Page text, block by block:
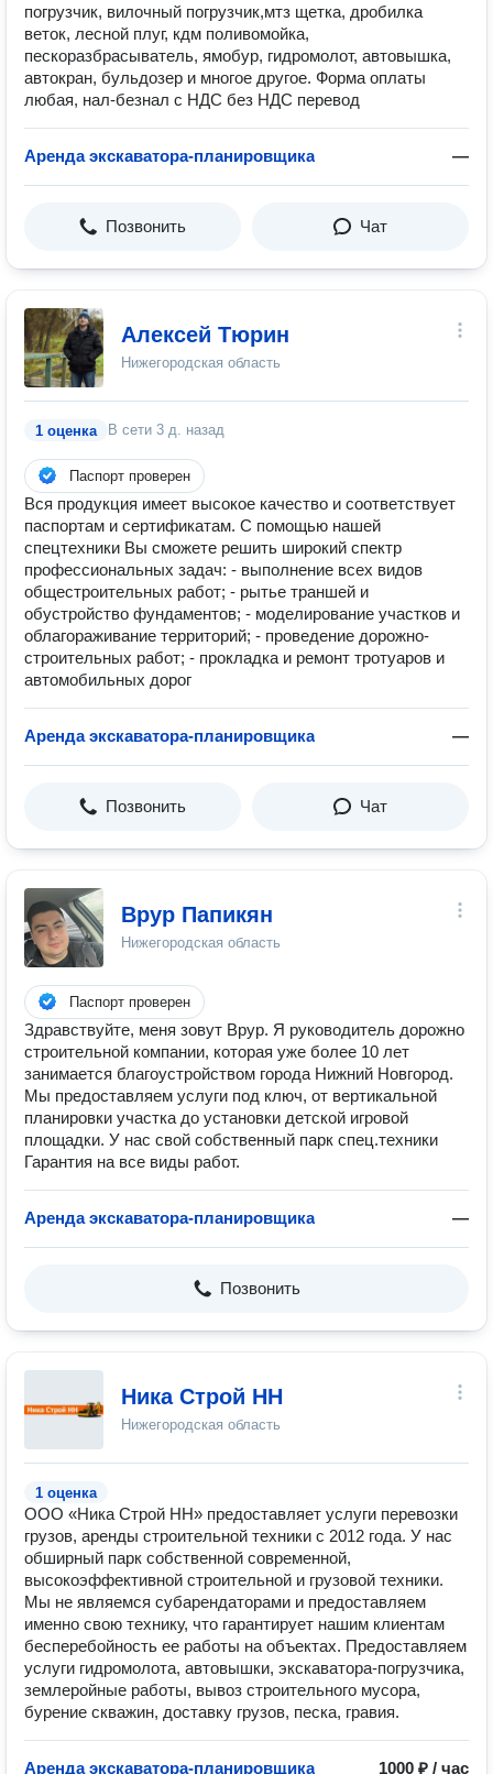
погрузчик, вилочный погрузчик,мтз щетка, дробилка
веток, лесной плуг, кдм поливомойка,
пескоразбрасыватель, ямобур, гидромолот, автовышка,
автокран, бульдозер и многое другое. Форма оплаты
любая, нал-безнал с НДС без НДС перевод
Аренда экскаватора-планировщика —
Позвонить Чат
Алексей Тюрин
Нижегородская область
1 оценка В сети 3 д. назад
Паспорт проверен
Вся продукция имеет высокое качество и соответствует
паспортам и сертификатам. С помощью нашей
спецтехники Вы сможете решить широкий спектр
профессиональных задач: - выполнение всех видов
общестроительных работ; - рытье траншей и
обустройство фундаментов; - моделирование участков и
облагораживание территорий; - проведение дорожно-
строительных работ; - прокладка и ремонт тротуаров и
автомобильных дорог
Аренда экскаватора-планировщика —
Позвонить Чат
Врур Папикян
Нижегородская область
Паспорт проверен
Здравствуйте, меня зовут Врур. Я руководитель дорожно
строительной компании, которая уже более 10 лет
занимается благоустройством города Нижний Новгород.
Мы предоставляем услуги под ключ, от вертикальной
планировки участка до установки детской игровой
площадки. У нас свой собственный парк спец.техники
Гарантия на все виды работ.
Аренда экскаватора-планировщика —
Позвонить
Ника Строй НН
Нижегородская область
1 оценка
ООО «Ника Строй НН» предоставляет услуги перевозки
грузов, аренды строительной техники с 2012 года. У нас
обширный парк собственной современной,
высокоэффективной строительной и грузовой техники.
Мы не являемся субарендаторами и предоставляем
именно свою технику, что гарантирует нашим клиентам
бесперебойность ее работы на объектах. Предоставляем
услуги гидромолота, автовышки, экскаватора-погрузчика,
землеройные работы, вывоз строительного мусора,
бурение скважин, доставку грузов, песка, гравия.
Аренда экскаватора-планировщика 1000 ₽ / час